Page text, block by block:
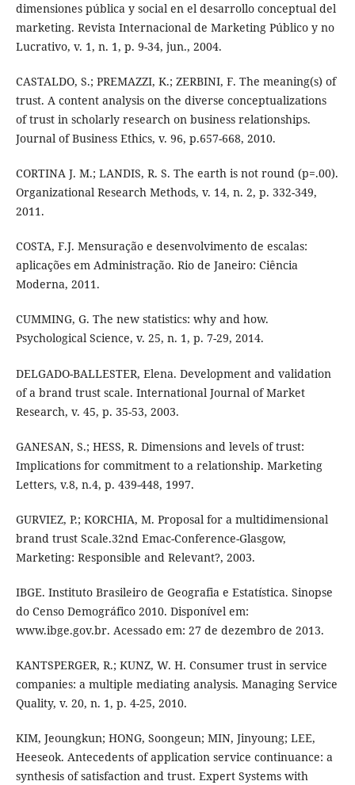
dimensiones pública y social en el desarrollo conceptual del
marketing. Revista Internacional de Marketing Público y no
Lucrativo, v. 1, n. 1, p. 9-34, jun., 2004.
CASTALDO, S.; PREMAZZI, K.; ZERBINI, F. The meaning(s) of
trust. A content analysis on the diverse conceptualizations
of trust in scholarly research on business relationships.
Journal of Business Ethics, v. 96, p.657-668, 2010.
CORTINA J. M.; LANDIS, R. S. The earth is not round (p=.00).
Organizational Research Methods, v. 14, n. 2, p. 332-349,
2011.
COSTA, F.J. Mensuração e desenvolvimento de escalas:
aplicações em Administração. Rio de Janeiro: Ciência
Moderna, 2011.
CUMMING, G. The new statistics: why and how.
Psychological Science, v. 25, n. 1, p. 7-29, 2014.
DELGADO-BALLESTER, Elena. Development and validation
of a brand trust scale. International Journal of Market
Research, v. 45, p. 35-53, 2003.
GANESAN, S.; HESS, R. Dimensions and levels of trust:
Implications for commitment to a relationship. Marketing
Letters, v.8, n.4, p. 439-448, 1997.
GURVIEZ, P.; KORCHIA, M. Proposal for a multidimensional
brand trust Scale.32nd Emac-Conference-Glasgow,
Marketing: Responsible and Relevant?, 2003.
IBGE. Instituto Brasileiro de Geografia e Estatística. Sinopse
do Censo Demográfico 2010. Disponível em:
www.ibge.gov.br. Acessado em: 27 de dezembro de 2013.
KANTSPERGER, R.; KUNZ, W. H. Consumer trust in service
companies: a multiple mediating analysis. Managing Service
Quality, v. 20, n. 1, p. 4-25, 2010.
KIM, Jeoungkun; HONG, Soongeun; MIN, Jinyoung; LEE,
Heeseok. Antecedents of application service continuance: a
synthesis of satisfaction and trust. Expert Systems with